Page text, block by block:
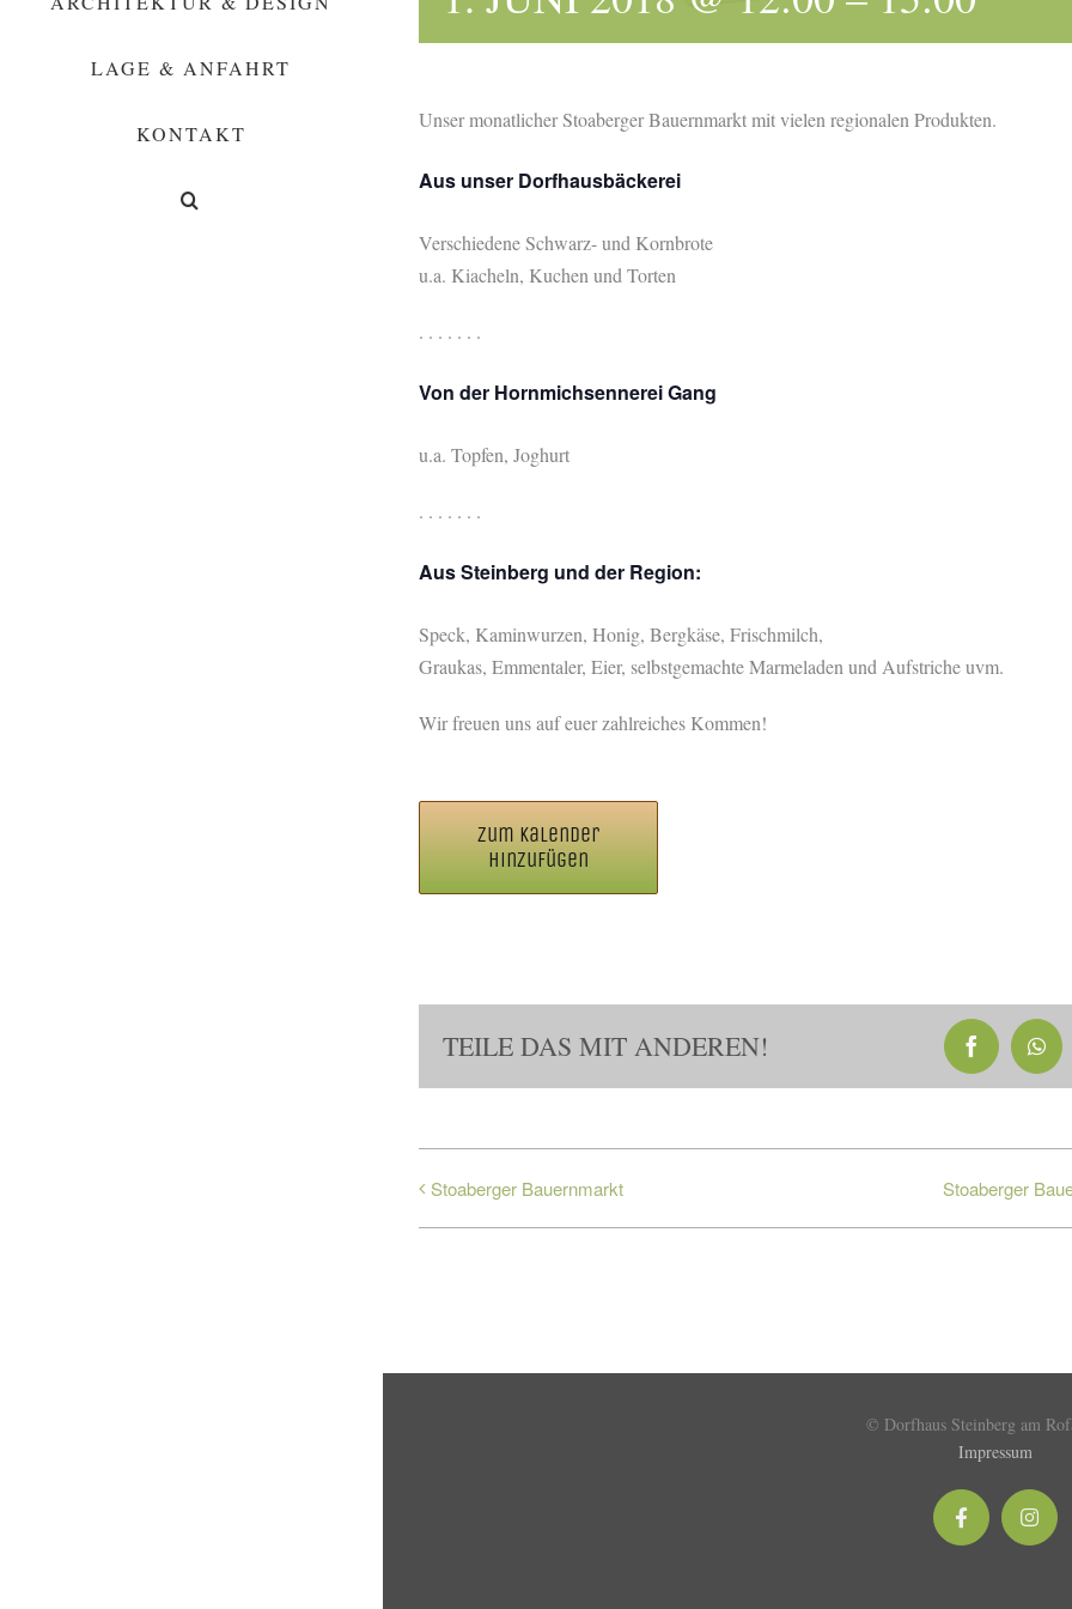
LAGE & ANFAHRT
KONTAKT
Unser monatlicherStoaberger Bauernmarkt mit vielen regionalen Produkten.
Aus unser Dorfhausbäckerei
Verschiedene Schwarz- und Kornbrote
u.a. Kiacheln, Kuchen und Torten
. . . . . . .
Von der Hornmichsennerei Gang
u.a. Topfen, Joghurt
. . . . . . .
Aus Steinberg und der Region:
Speck, Kaminwurzen, Honig, Bergkäse, Frischmilch,
Graukas, Emmentaler, Eier, selbstgemachte Marmeladen und Aufstriche uvm.
Wir freuen uns auf euer zahlreiches Kommen!
Zum Kalender
hinzufügen
TEILE DAS MIT ANDEREN! Facebook
Stoaberger Bauernmarkt Stoaberger
© Dorfhaus Steinberg am
Impressum
Facebook